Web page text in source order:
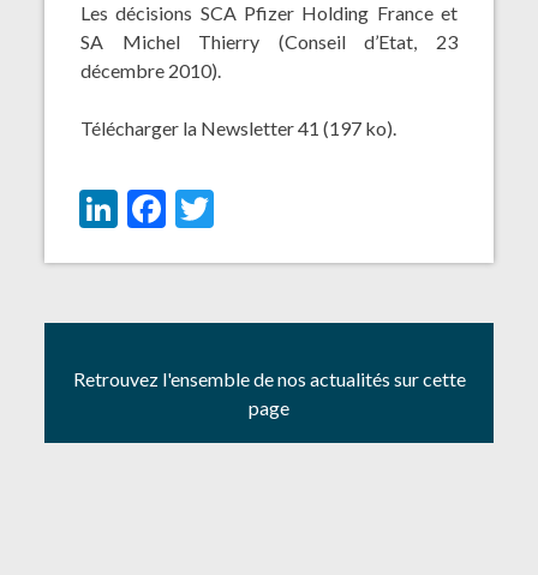
Les décisions SCA Pfizer Holding France et
SA Michel Thierry (Conseil d’Etat, 23
décembre 2010).
Télécharger la Newsletter 41 (197 ko).
LinkedIn
Facebook
Twitter
Retrouvez l'ensemble de nos actualités sur cette
page